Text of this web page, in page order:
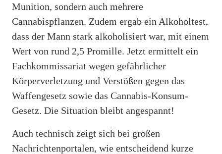
Munition, sondern auch mehrere
Cannabispflanzen. Zudem ergab ein Alkoholtest,
dass der Mann stark alkoholisiert war, mit einem
Wert von rund 2,5 Promille. Jetzt ermittelt ein
Fachkommissariat wegen gefährlicher
Körperverletzung und Verstößen gegen das
Waffengesetz sowie das Cannabis-Konsum-
Gesetz. Die Situation bleibt angespannt!
Auch technisch zeigt sich bei großen
Nachrichtenportalen, wie entscheidend kurze